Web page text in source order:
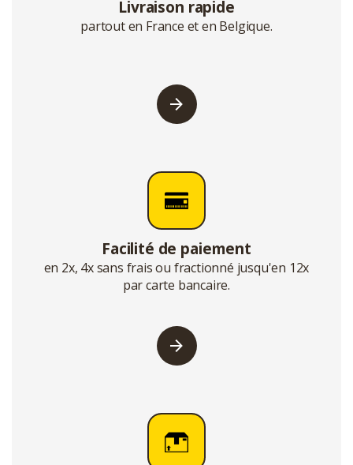
Livraison rapide
partout en France et en Belgique.
Facilité de paiement
en 2x, 4x sans frais ou fractionné jusqu'en 12x
par carte bancaire.